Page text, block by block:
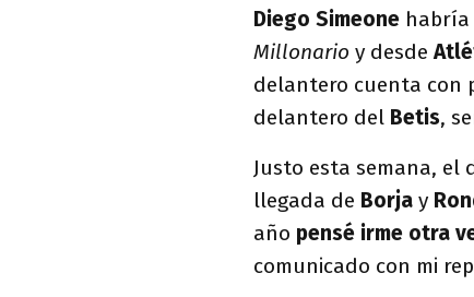
Diego Simeone
Millonario y desde
delantero cuenta con
delantero del Betis,
Justo esta semana, el
llegada de Borja y
año pensé irme otra
comunicado con mi